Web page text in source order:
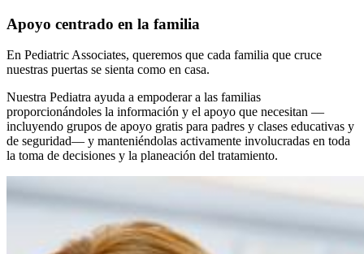
Apoyo centrado en la familia
En Pediatric Associates, queremos que cada familia que cruce
nuestras puertas se sienta como en casa.
Nuestra Pediatra ayuda a empoderar a las familias
proporcionándoles la información y el apoyo que necesitan —
incluyendo grupos de apoyo gratis para padres y clases educativas y
de seguridad— y manteniéndolas activamente involucradas en toda
la toma de decisiones y la planeación del tratamiento.